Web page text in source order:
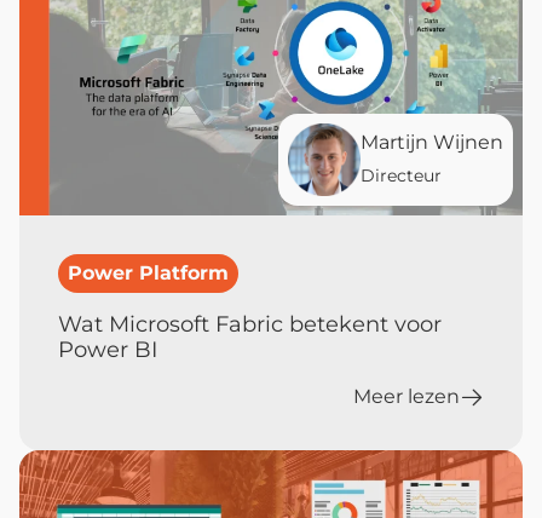
Martijn Wijnen
Directeur
Power Platform
Wat Microsoft Fabric betekent voor
Power BI
Meer lezen